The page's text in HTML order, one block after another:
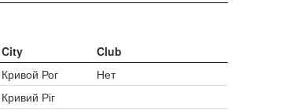
City
Club
Кривой Рог
Нет
Кривий Ріг